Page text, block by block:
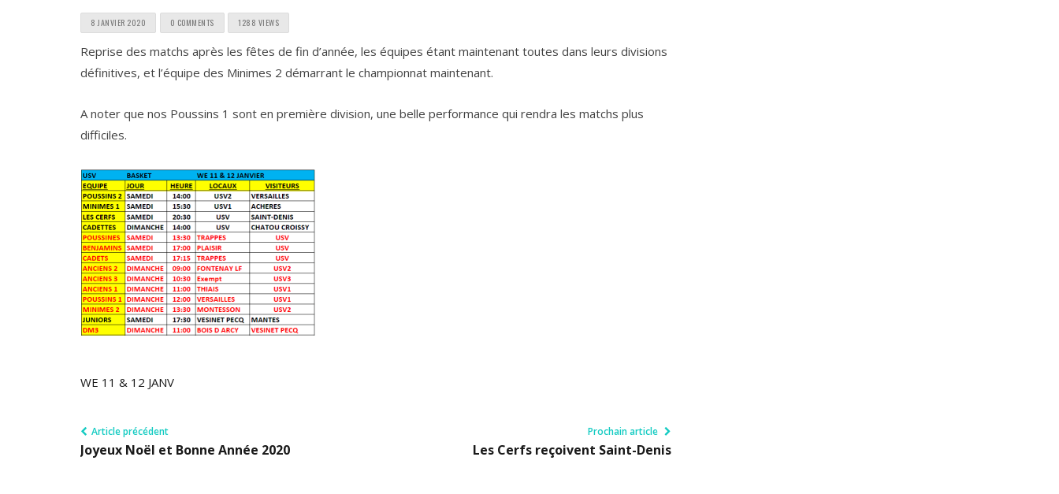
8 JANVIER 2020 0 COMMENTS 1288 VIEWS
Reprise des matchs après les fêtes de fin d’année, les équipes étant maintenant toutes dans leurs divisions
définitives, et l’équipe des Minimes 2 démarrant le championnat maintenant.
A noter que nos Poussins 1 sont en première division, une belle performance qui rendra les matchs plus
difficiles.
WE 11 & 12 JANV
Article précédent
Joyeux Noël et Bonne Année 2020
Prochain article
Les Cerfs reçoivent Saint-Denis